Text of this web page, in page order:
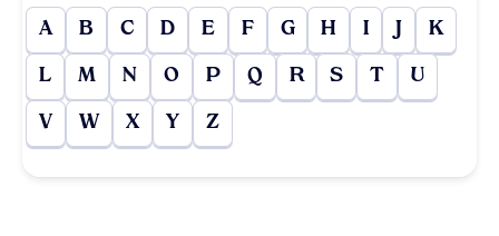
A B C D E F G H I J K
L M N O P Q R S T U
V W X Y Z